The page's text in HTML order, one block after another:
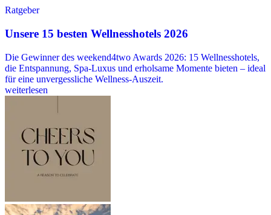
Ratgeber
Unsere 15 besten Wellnesshotels 2026
Die Gewinner des weekend4two Awards 2026: 15 Wellnesshotels,
die Entspannung, Spa-Luxus und erholsame Momente bieten – ideal
für eine unvergessliche Wellness-Auszeit.
weiterlesen